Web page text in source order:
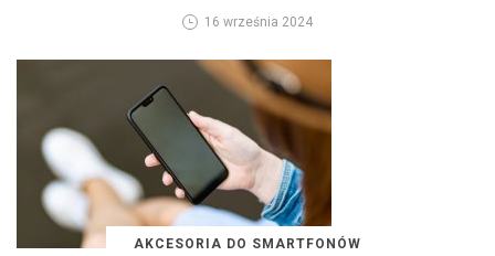
16 września 2024
AKCESORIA DO SMARTFONÓW